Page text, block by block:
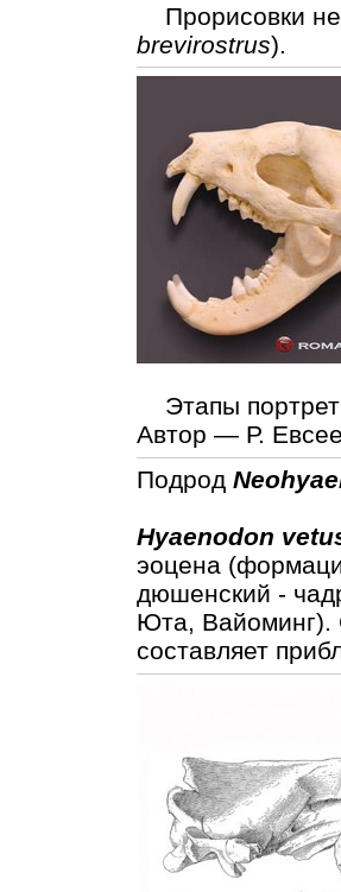
Прорисовки
brevirostrus).
Этапы
Автор — Р.
Подрод
Hyaenodon
эоцена
дюшенский -
Юта, Вайоминг).
составляет